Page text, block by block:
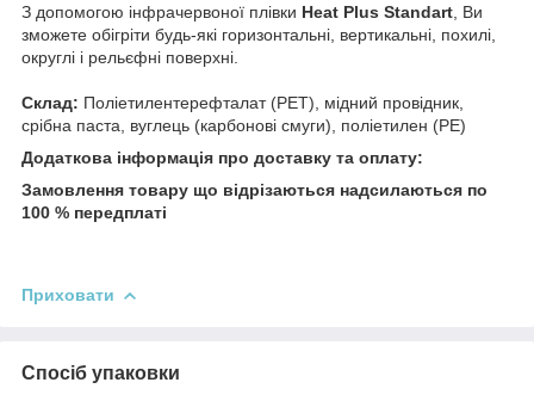
З допомогою інфрачервоної плівки Heat Plus Standart , Ви
зможете обігріти будь-які горизонтальні, вертикальні, похилі,
округлі і рельєфні поверхні.
Склад: Поліетилентерефталат (РЕТ), мідний провідник,
срібна паста, вуглець (карбонові смуги), поліетилен (РЕ)
Додаткова інформація про доставку та оплату:
Замовлення товару що відрізаються надсилаються по
100 % передплаті
Приховати
Спосіб упаковки